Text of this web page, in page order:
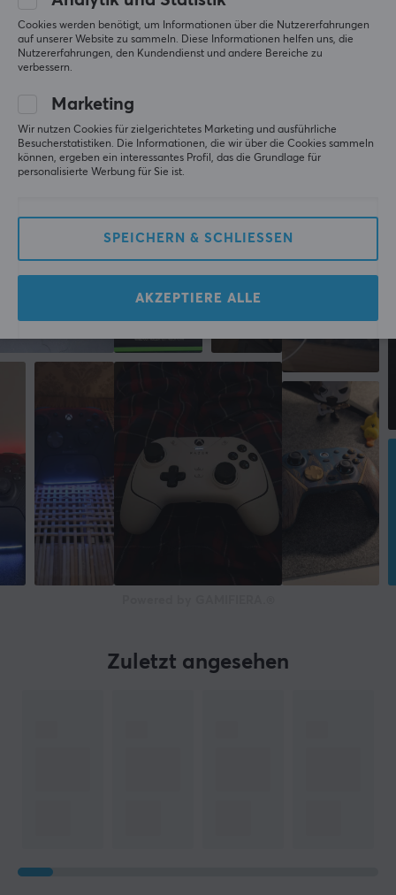
darunter Apple, Gameloft, Nvidia, DJI und mehreren
verschiedenen E-Sport-Organisationen. GamerSir ist
bestrebt, seinen Kunden innovative Gaming-Hardware,
helfen, den Sieg zu erringen.
TECHNISCHE DATEN
Verbindung
Kabellos
PC, Xbox Series
Weiß
GARANTIE
Herstellergarantie
Basierend auf 0 Bewertungen 1
GEBE EINE BEWERTUNG AB
Mehr aus unserer
Community
Zuletzt angesehen
Cookies werden benötigt, um Informationen über die Nutzererfahrungen
auf unserer Website zu sammeln. Diese Informationen helfen uns, die
Nutzererfahrungen, den Kundendienst und andere Bereiche zu
verbessern.
Marketing
Wir nutzen Cookies für zielgerichtetes Marketing und ausführliche
Besucherstatistiken. Die Informationen, die wir über die Cookies sammeln
können, ergeben ein interessantes Profil, das die Grundlage für
personalisierte Werbung für Sie ist.
SPEICHERN & SCHLIESSEN
AKZEPTIERE ALLE